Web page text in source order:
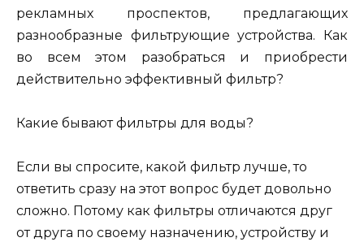
рекламных проспектов, предлагающих
разнообразные фильтрующие устройства. Как
во всем этом разобраться и приобрести
действительно эффективный фильтр?
Какие бывают фильтры для воды?
Если вы спросите, какой фильтр лучше, то
ответить сразу на этот вопрос будет довольно
сложно. Потому как фильтры отличаются друг
от друга по своему назначению, устройству и